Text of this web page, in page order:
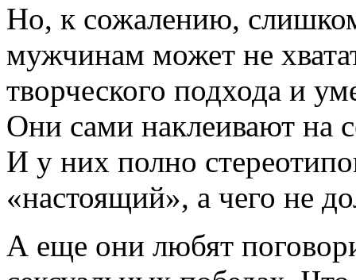
Но, к сожалению,
мужчинам может не
творческого подхода и
Они сами наклеивают на
И у них полно
«настоящий», а чего не
А еще они любят